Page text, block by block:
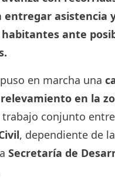
entregar asistencia
ante
en marcha una
en la
conjunto
, dependiente de
Secretaría de